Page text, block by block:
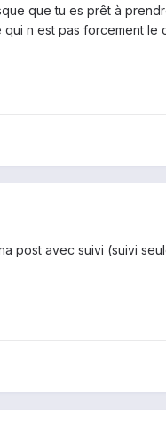
que tu es prêt à
n est pas forcement
post avec suivi (suivi